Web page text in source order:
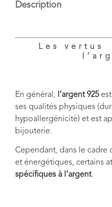
Description
Les vertus
En général, l’argent 925est
ses qualités physiques
hypoallergénicité) et est
bijouterie.
Cependant, dans le cadre
et énergétiques, certains
spécifiques à l’argent.